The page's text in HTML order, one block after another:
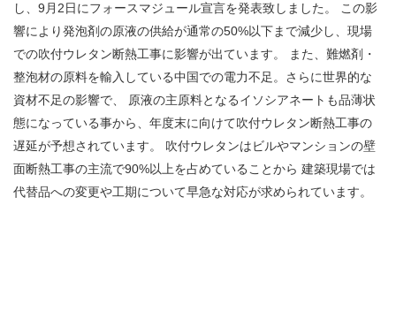
し、9月2日にフォースマジュール宣言を発表致しました。 この影
響により発泡剤の原液の供給が通常の50%以下まで減少し、現場
での吹付ウレタン断熱工事に影響が出ています。 また、難燃剤・
整泡材の原料を輸入している中国での電力不足。さらに世界的な
資材不足の影響で、 原液の主原料となるイソシアネートも品薄状
態になっている事から、年度末に向けて吹付ウレタン断熱工事の
遅延が予想されています。 吹付ウレタンはビルやマンションの壁
面断熱工事の主流で90%以上を占めていることから 建築現場では
代替品への変更や工期について早急な対応が求められています。